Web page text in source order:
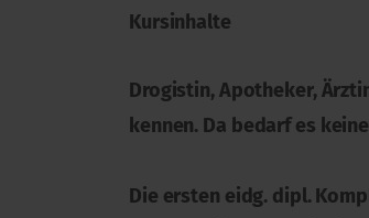
Kursinhalte
Drogistin, Apotheker,
kennen. Da bedarf es
Die ersten eidg. dipl.